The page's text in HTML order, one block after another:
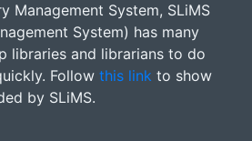
Management System, SLiMS
System) has many
libraries and librarians to do
Follow this link to show
by SLiMS.